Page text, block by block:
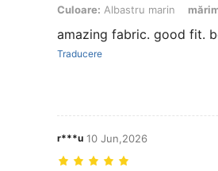
Culoare: Albastru marin, mărimea: S
Culoare: Albastru marin
amazing fabric. good fit.
Traducere
r***u 10 Jun,2026